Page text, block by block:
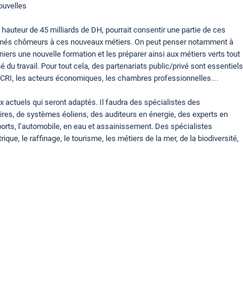
de 45 milliards de DH, pourrait consentir une partie de ces
chômeurs à ces nouveaux métiers. On peut penser notamment à
une nouvelle formation et les préparer ainsi aux métiers verts tout
travail. Pour tout cela, des partenariats public/privé sont essentiels
les acteurs économiques, les chambres professionnelles…
actuels qui seront adaptés. Il faudra des spécialistes des
de systèmes éoliens, des auditeurs en énergie, des experts en
l’automobile, en eau et assainissement. Des spécialistes
le raffinage, le tourisme, les métiers de la mer, de la biodiversité,